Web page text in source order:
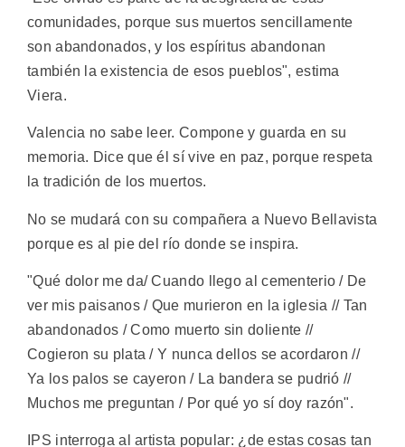
comunidades, porque sus muertos sencillamente
son abandonados, y los espíritus abandonan
también la existencia de esos pueblos", estima
Viera.
Valencia no sabe leer. Compone y guarda en su
memoria. Dice que él sí vive en paz, porque respeta
la tradición de los muertos.
No se mudará con su compañera a Nuevo Bellavista
porque es al pie del río donde se inspira.
"Qué dolor me da/ Cuando llego al cementerio / De
ver mis paisanos / Que murieron en la iglesia // Tan
abandonados / Como muerto sin doliente //
Cogieron su plata / Y nunca dellos se acordaron //
Ya los palos se cayeron / La bandera se pudrió //
Muchos me preguntan / Por qué yo sí doy razón".
IPS interroga al artista popular: ¿de estas cosas tan